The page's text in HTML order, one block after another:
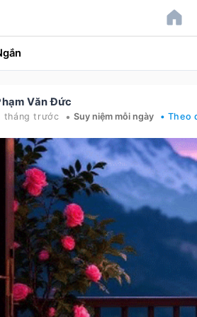
Văn Đức
tháng trước • Suy niệm mỗi ngày • Theo